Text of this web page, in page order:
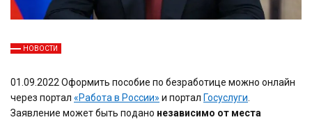
НОВОСТИ
01.09.2022 Оформить пособие по безработице можно онлайн
через портал «Работа в России» и портал Госуслуги
Заявление может быть подано независимо от места